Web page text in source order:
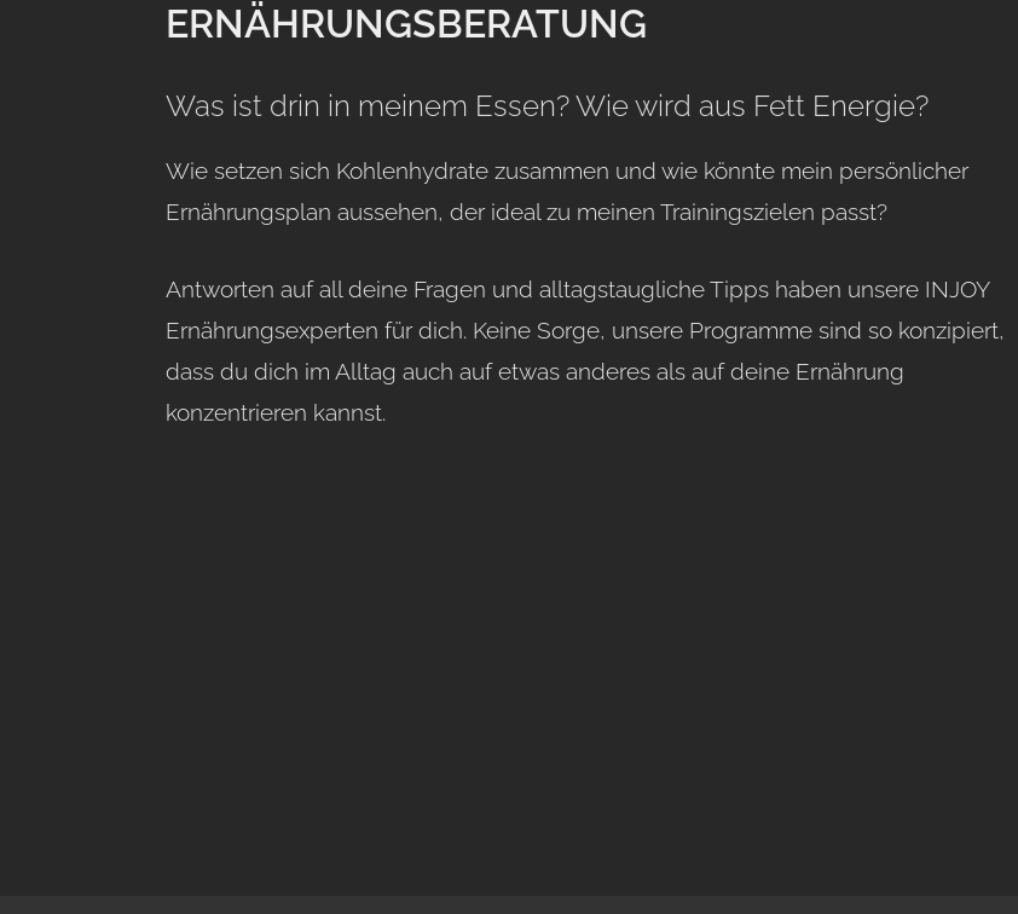
ERNÄHRUNGSBERATUNG
Was ist drin in meinem Essen? Wie wird aus Fett Energie?
Wie setzen sich Kohlenhydrate zusammen und wie könnte mein persönlicher
Ernährungsplan aussehen, der ideal zu meinen Trainingszielen passt?
Antworten auf all deine Fragen und alltagstaugliche Tipps haben unsere INJOY
Ernährungsexperten für dich. Keine Sorge, unsere Programme sind so konzipiert,
dass du dich im Alltag auch auf etwas anderes als auf deine Ernährung
konzentrieren kannst.